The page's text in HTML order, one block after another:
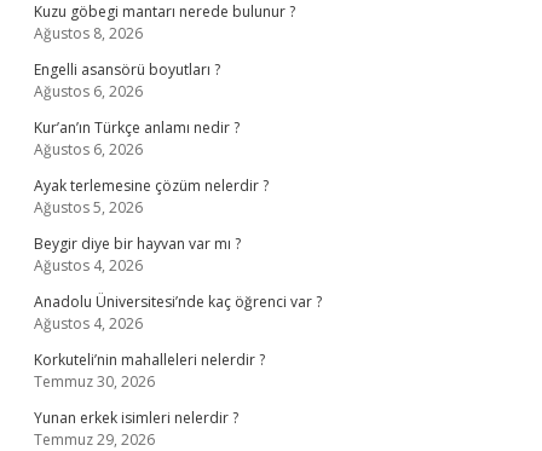
Kuzu göbegi mantarı nerede bulunur ?
Ağustos 8, 2026
Engelli asansörü boyutları ?
Ağustos 6, 2026
Kur’an’ın Türkçe anlamı nedir ?
Ağustos 6, 2026
Ayak terlemesine çözüm nelerdir ?
Ağustos 5, 2026
Beygir diye bir hayvan var mı ?
Ağustos 4, 2026
Anadolu Üniversitesi’nde kaç öğrenci var ?
Ağustos 4, 2026
Korkuteli’nin mahalleleri nelerdir ?
Temmuz 30, 2026
Yunan erkek isimleri nelerdir ?
Temmuz 29, 2026